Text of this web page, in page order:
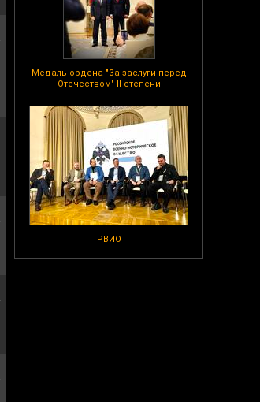
Медаль ордена "За заслуги перед
Отечеством" II степени
РВИО